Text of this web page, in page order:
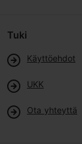
Tuki
Käyttöehdot
UKK
Ota yhteyttä